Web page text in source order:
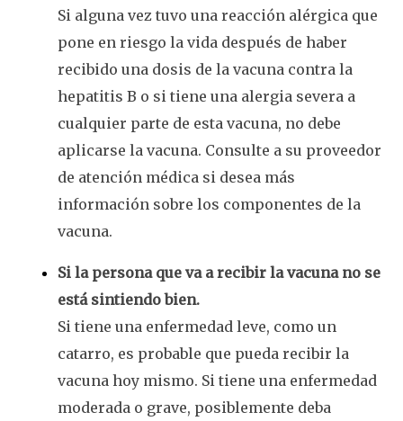
Si alguna vez tuvo una reacción alérgica que
pone en riesgo la vida después de haber
recibido una dosis de la vacuna contra la
hepatitis B o si tiene una alergia severa a
cualquier parte de esta vacuna, no debe
aplicarse la vacuna. Consulte a su proveedor
de atención médica si desea más
información sobre los componentes de la
vacuna.
Si la persona que va a recibir la vacuna no se
está sintiendo bien.
Si tiene una enfermedad leve, como un
catarro, es probable que pueda recibir la
vacuna hoy mismo. Si tiene una enfermedad
moderada o grave, posiblemente deba